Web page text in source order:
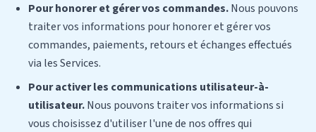
Pour honorer et gérer vos commandes.Nous pouvons
traiter vos informations pour honorer et gérer vos
commandes, paiements, retours et échanges effectués
via les Services.
Pour activer les communications utilisateur-à-
utilisateur.Nous pouvons traiter vos informations si
vous choisissez d'utiliser l'une de nos offres qui